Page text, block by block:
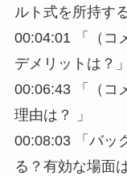
ルト式を所持す
00:04:01 「（コ
デメリットは？」
00:06:43 「（コ
理由は？ 」
00:08:03 「バッ
る？有効な場面